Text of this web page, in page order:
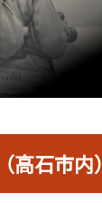
石市内）